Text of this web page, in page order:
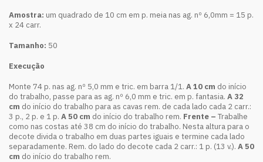
Amostra: um quadrado de 10 cm em p. meia nas ag. nº 6,0mm = 15 p.
x 24 carr.
Tamanho: 50
Execução
Monte 74 p. nas ag. nº 5,0 mm e tric. em barra 1/1. A 10 cm do início
do trabalho, passe para as ag. nº 6,0 mm e tric. em p. fantasia. A 32
cm do início do trabalho para as cavas rem. de cada lado cada 2 carr.:
3 p., 2 p. e 1 p. A 50 cm do início do trabalho rem. Frente – Trabalhe
como nas costas até 38 cm do início do trabalho. Nesta altura para o
decote divida o trabalho em duas partes iguais e termine cada lado
separadamente. Rem. do lado do decote cada 2 carr.: 1 p. (13 v.). A 50
cm do início do trabalho rem.